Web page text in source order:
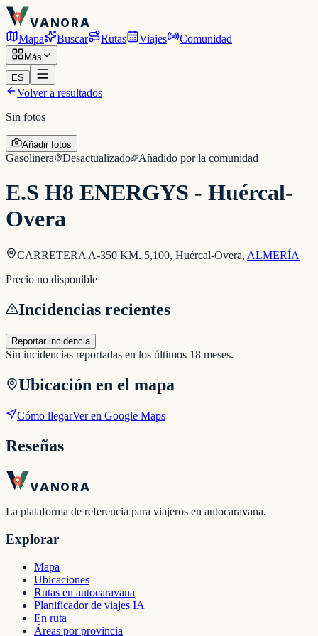
VANORA
Mapa Buscar Rutas Viajes Comunidad
Más
ES
Volver a resultados
Sin fotos
Añadir fotos
Gasolinera Desactualizado Añadido por la comunidad
E.S H8 ENERGYS - Huércal-
Overa
CARRETERA A-350 KM. 5,100, Huércal-Overa, ALMERÍA
Precio no disponible
Incidencias recientes
Reportar incidencia
Sin incidencias reportadas en los últimos 18 meses.
Ubicación en el mapa
Cómo llegarVer en Google Maps
Reseñas
VANORA
La plataforma de referencia para viajeros en autocaravana.
Explorar
Mapa
Ubicaciones
Rutas en autocaravana
Planificador de viajes IA
En ruta
Áreas por provincia